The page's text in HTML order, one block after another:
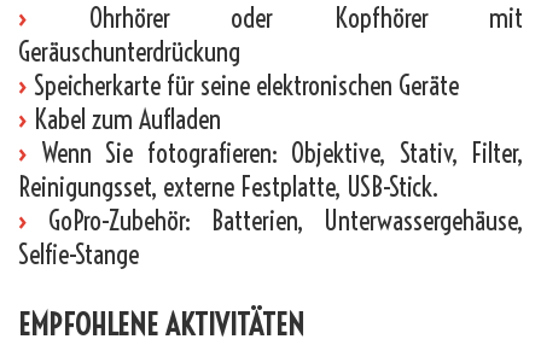
›
Ohrhörer oder Kopfhörer mit
Geräuschunterdrückung
› Speicherkarte für seine elektronischen Geräte
› Kabel zum Aufladen
› Wenn Sie fotografieren: Objektive, Stativ, Filter,
Reinigungsset, externe Festplatte, USB-Stick.
› GoPro-Zubehör: Batterien, Unterwassergehäuse,
Selfie-Stange
EMPFOHLENE AKTIVITÄTEN